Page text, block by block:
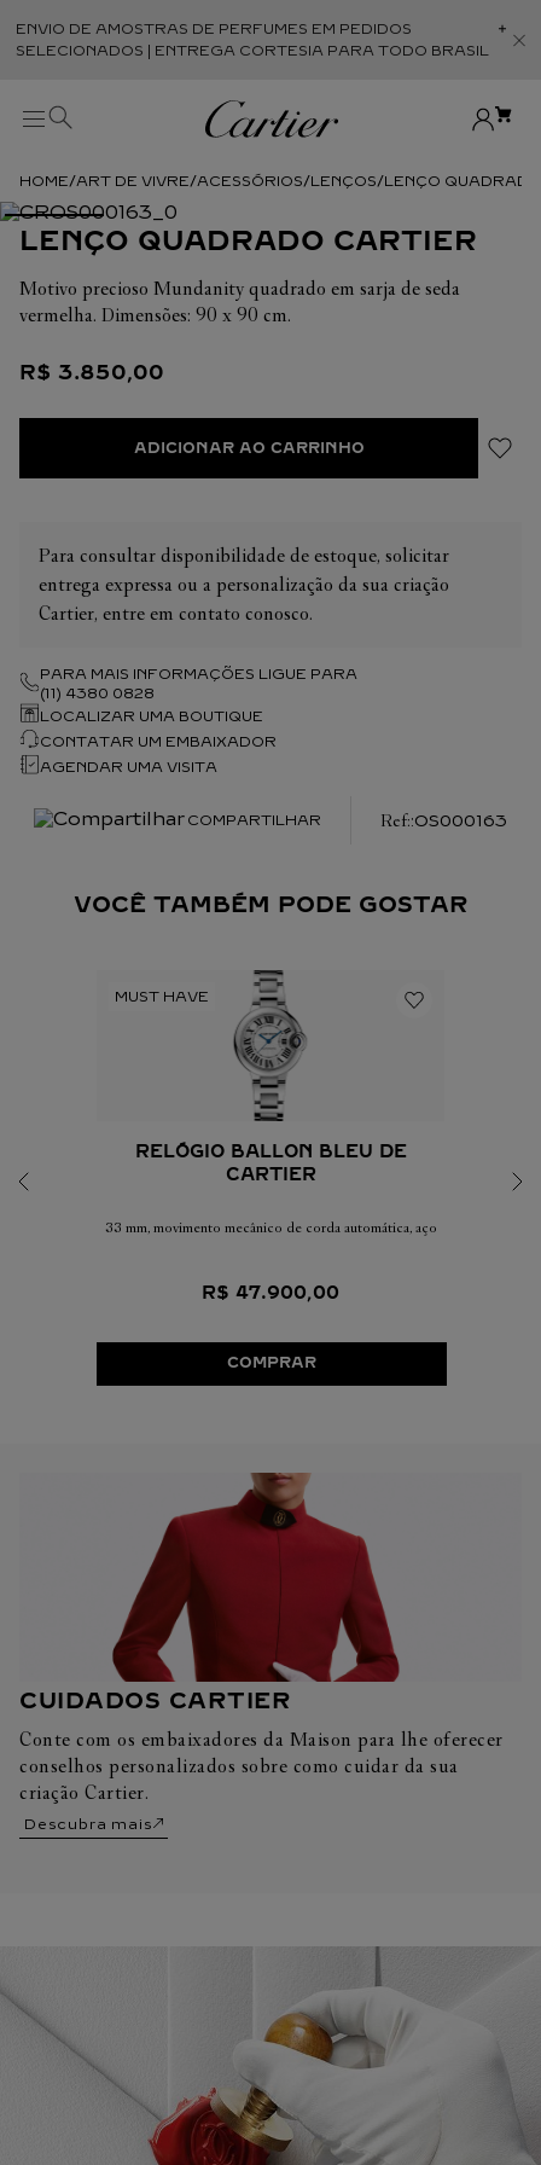
ENVIO DE AMOSTRAS DE PERFUMES EM PEDIDOS
SELECIONADOS | ENTREGA CORTESIA PARA TODO BRASIL
ART DE VIVRE ACESSÓRIOS LENÇOS LENÇO
LENÇO QUADRADO CARTIER
Motivo precioso Mundanity quadrado em sarja de seda
vermelha. Dimensões: 90 x 90 cm.
R$ 3.850,00
ADICIONAR AO CARRINHO
Para consultar disponibilidade de estoque, solicitar
entrega expressa ou a personalização da sua criação
Cartier, entre em contato conosco.
PARA MAIS INFORMAÇÕES LIGUE PARA
(11) 4380 0828
LOCALIZAR UMA BOUTIQUE
CONTATAR UM EMBAIXADOR
AGENDAR UMA VISITA
COMPARTILHAR :OS000163
VOCÊ TAMBÉM PODE GOSTAR
RELÓGIO BALLON BLEU DE
CARTIER
33 mm, movimento mecânico de corda automática, aço
R$ 47.900,00
COMPRAR
CUIDADOS CARTIER
Conte com os embaixadores da Maison para lhe oferecer
conselhos personalizados sobre como cuidar da sua
criação Cartier.
Descubra mais